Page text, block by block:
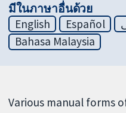
มีในภาษาอื่นด้วย
English
Español
Bahasa Malaysia
Various manual forms